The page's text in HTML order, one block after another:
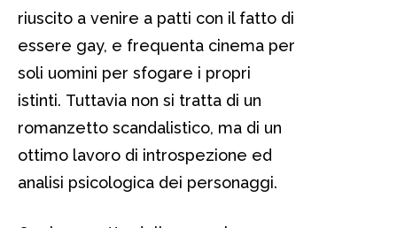
riuscito a venire a patti con il fatto di
essere gay, e frequenta cinema per
soli uomini per sfogare i propri
istinti. Tuttavia non si tratta di un
romanzetto scandalistico, ma di un
ottimo lavoro di introspezione ed
analisi psicologica dei personaggi.